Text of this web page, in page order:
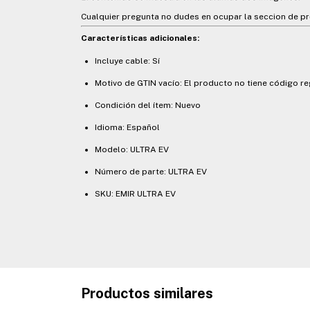
Cualquier pregunta no dudes en ocupar la seccion de
Características adicionales:
Incluye cable: Sí
Motivo de GTIN vacío: El producto no tiene código
Condición del ítem: Nuevo
Idioma: Español
Modelo: ULTRA EV
Número de parte: ULTRA EV
SKU: EMIR ULTRA EV
Productos similares